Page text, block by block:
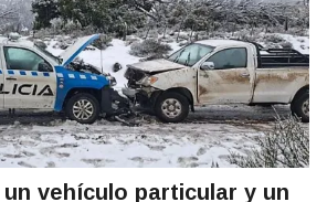
vehículo particular y un